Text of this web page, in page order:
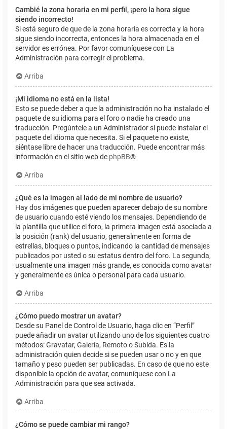
Cambié la zona horaria en mi perfil, ¡pero la hora sigue
siendo incorrecto!
Si está seguro de que de la zona horaria es correcta y la hora
sigue siendo incorrecta, entonces la hora almacenada en el
servidor es errónea. Por favor comuníquese con La
Administración para corregir el problema.
Arriba
¡Mi idioma no está en la lista!
Esto se puede deber a que la administración no ha instalado el
paquete de su idioma para el foro o nadie ha creado una
traducción. Pregúntele a un Administrador si puede instalar el
paquete del idioma que necesita. Si el paquete no existe,
siéntase libre de hacer una traducción. Puede encontrar más
información en el sitio web de phpBB®
Arriba
¿Qué es la imagen al lado de mi nombre de usuario?
Hay dos imágenes que pueden aparecer debajo de su nombre
de usuario cuando esté viendo los mensajes. Dependiendo de
la plantilla que utilice el foro, la primera imagen está asociada a
la posición (rank) del usuario, generalmente en forma de
estrellas, bloques o puntos, indicando la cantidad de mensajes
publicados por usted o su estatus dentro del foro. La segunda,
usualmente una imagen más grande, es conocida como avatar
y generalmente es única o personal para cada usuario.
Arriba
¿Cómo puedo mostrar un avatar?
Desde su Panel de Control de Usuario, haga clic en “Perfil”
puede añadir un avatar utilizando uno de los siguientes cuatro
métodos: Gravatar, Galería, Remoto o Subida. Es la
administración quien decide si se pueden usar o no y en que
tamaño y peso pueden ser publicadas. En caso de que no este
disponible la opción de avatar, comuníquese con La
Administración para que sea activada.
Arriba
¿Cómo se puede cambiar mi rango?